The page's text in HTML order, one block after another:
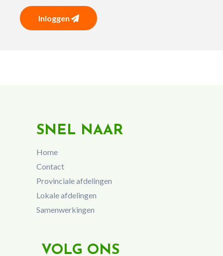
Inloggen
SNEL NAAR
Home
Contact
Provinciale afdelingen
Lokale afdelingen
Samenwerkingen
VOLG ONS